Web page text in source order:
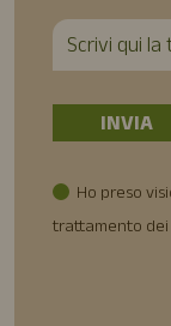
Ho preso
trattamento